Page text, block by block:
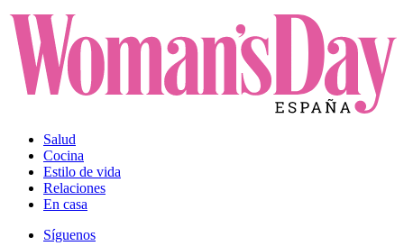
Salud
Cocina
Estilo de vida
Relaciones
En casa
Síguenos